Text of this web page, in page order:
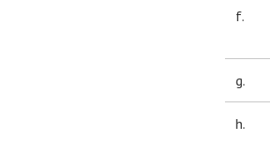
f.
g.
h.